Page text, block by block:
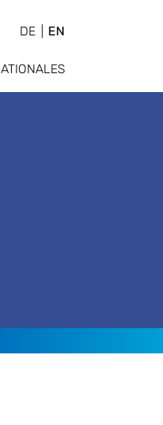
DE EN